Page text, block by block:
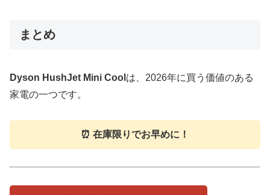
まとめ
Dyson HushJet Mini Cool は、2026年に買う価値のある
家電の一つです。
⏰ 在庫限りでお早めに！